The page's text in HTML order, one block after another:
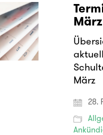
März
März
28.